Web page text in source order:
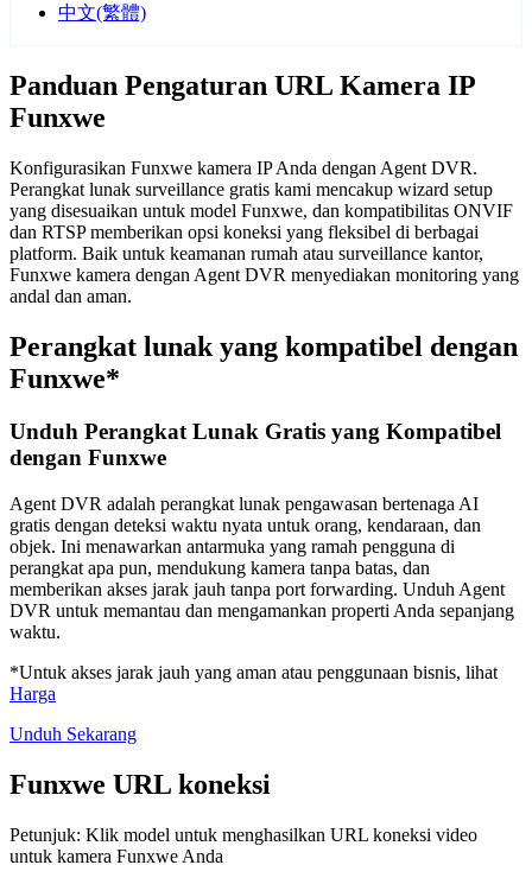
中文(繁體)
Panduan Pengaturan URL Kamera IP
Funxwe
Konfigurasikan Funxwe kamera IP Anda dengan Agent DVR.
Perangkat lunak surveillance gratis kami mencakup wizard setup
yang disesuaikan untuk model Funxwe, dan kompatibilitas ONVIF
dan RTSP memberikan opsi koneksi yang fleksibel di berbagai
platform. Baik untuk keamanan rumah atau surveillance kantor,
Funxwe kamera dengan Agent DVR menyediakan monitoring yang
andal dan aman.
Perangkat lunak yang kompatibel dengan
Funxwe*
Unduh Perangkat Lunak Gratis yang Kompatibel
dengan Funxwe
Agent DVR adalah perangkat lunak pengawasan bertenaga AI
gratis dengan deteksi waktu nyata untuk orang, kendaraan, dan
objek. Ini menawarkan antarmuka yang ramah pengguna di
perangkat apa pun, mendukung kamera tanpa batas, dan
memberikan akses jarak jauh tanpa port forwarding. Unduh Agent
DVR untuk memantau dan mengamankan properti Anda sepanjang
waktu.
*Untuk akses jarak jauh yang aman atau penggunaan bisnis, lihat
Harga
Unduh Sekarang
Funxwe URL koneksi
Petunjuk: Klik model untuk menghasilkan URL koneksi video
untuk kamera Funxwe Anda